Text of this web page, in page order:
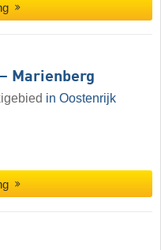
Marienberg
in Oostenrijk